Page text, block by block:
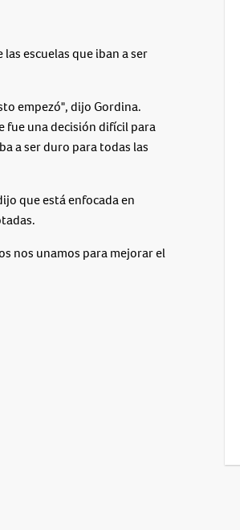
escuelas que iban a ser
empezó", dijo Gordina.
fue una decisión difícil para
a ser duro para todas las
que está enfocada en
nos unamos para mejorar el